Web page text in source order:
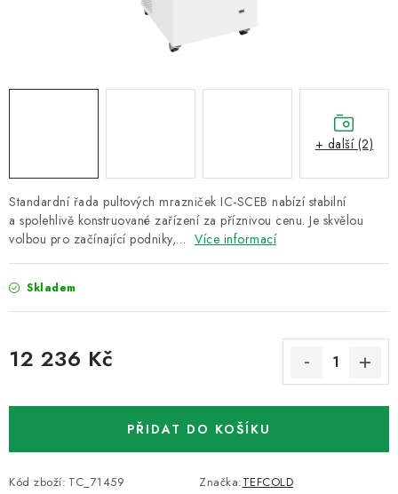
Doprava a platba
Standardní řada pultových mrazniček IC-SCEB nabízí stabilní
a spolehlivě konstruované zařízení za příznivou cenu. Je skvělou
volbou pro začínající podniky,… Více informací
Skladem
12 236 Kč
PŘIDAT DO KOŠÍKU
Kód zboží: TC_71459 Značka:TEFCOLD
+ další (2)